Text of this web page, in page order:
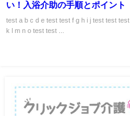
い！入浴介助の手順とポイント
test a b c d e test test f g h i j test test test
k l m n o test test ...